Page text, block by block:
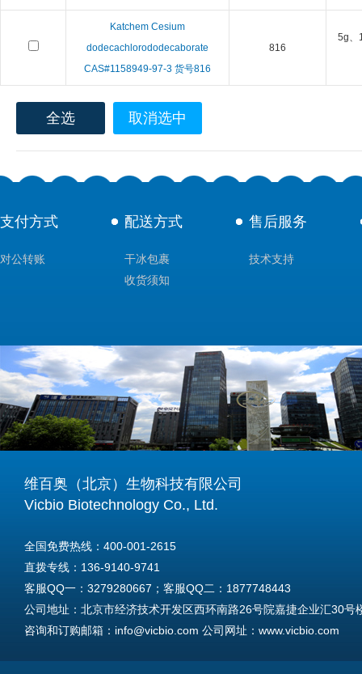
Katchem Cesium
dodecachlorododecaborate
CAS#1158949-97-3 货号816
816
5g、
全选 取消选中
支付方式
对公转账
配送方式
干冰包裹
收货须知
售后服务
技术支持
维百奥（北京）生物科技有限公司
Vicbio Biotechnology Co., Ltd.
全国免费热线：400-001-2615
直拨专线：136-9140-9741
客服QQ一：3279280667；客服QQ二：1877748443
公司地址：北京市经济技术开发区西环南路26号院嘉捷企业汇30号
咨询和订购邮箱：info@vicbio.com 公司网址：www.vicbio.com